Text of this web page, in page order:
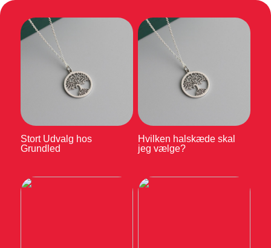
Stort Udvalg hos
Grundled
Hvilken halskæde skal
jeg vælge?